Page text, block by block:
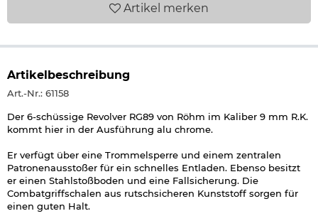
Artikel merken
Artikelbeschreibung
Art.-Nr.: 61158
Der 6-schüssige Revolver RG89 von Röhm im Kaliber 9 mm R.K.
kommt hier in der Ausführung alu chrome.
Er verfügt über eine Trommelsperre und einem zentralen
Patronenausstoßer für ein schnelles Entladen. Ebenso besitzt
er einen Stahlstoßboden und eine Fallsicherung. Die
Combatgriffschalen aus rutschsicheren Kunststoff sorgen für
einen guten Halt.